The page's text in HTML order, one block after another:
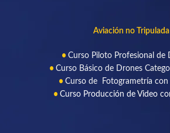
Aviación no Tripulada
Curso Piloto Profesional de
Curso Básico de Drones
Curso de Fotogrametría con
Curso Producción de Video